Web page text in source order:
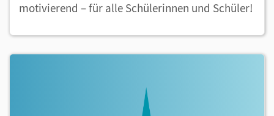
motivierend – für alle Schülerinnen und Schüler!